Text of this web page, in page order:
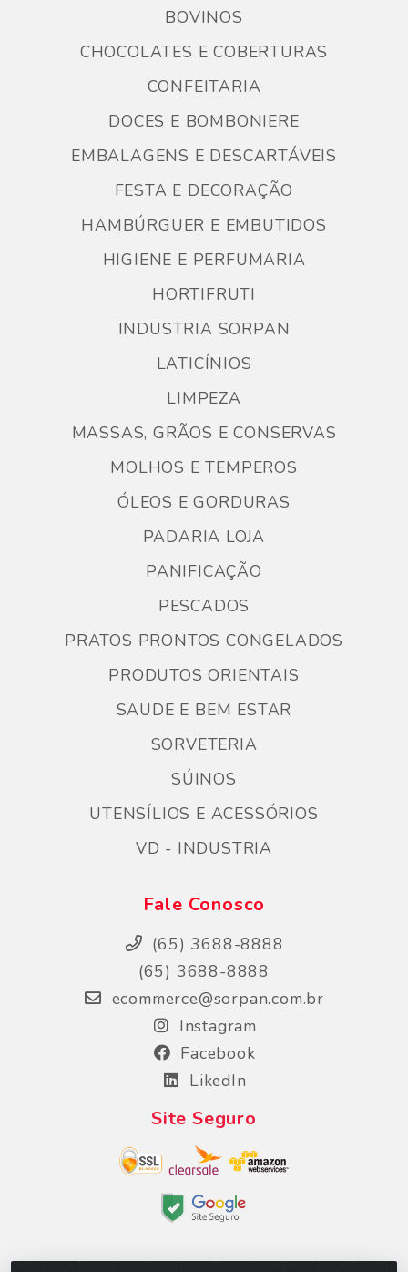
BOVINOS
CHOCOLATES E COBERTURAS
CONFEITARIA
DOCES E BOMBONIERE
EMBALAGENS E DESCARTÁVEIS
FESTA E DECORAÇÃO
HAMBÚRGUER E EMBUTIDOS
HIGIENE E PERFUMARIA
HORTIFRUTI
INDUSTRIA SORPAN
LATICÍNIOS
LIMPEZA
MASSAS, GRÃOS E CONSERVAS
MOLHOS E TEMPEROS
ÓLEOS E GORDURAS
PADARIA LOJA
PANIFICAÇÃO
PESCADOS
PRATOS PRONTOS CONGELADOS
PRODUTOS ORIENTAIS
SAUDE E BEM ESTAR
SORVETERIA
SÚINOS
UTENSÍLIOS E ACESSÓRIOS
VD - INDUSTRIA
Fale Conosco
(65) 3688-8888
(65) 3688-8888
ecommerce@sorpan.com.br
Instagram
Facebook
LikedIn
Site Seguro